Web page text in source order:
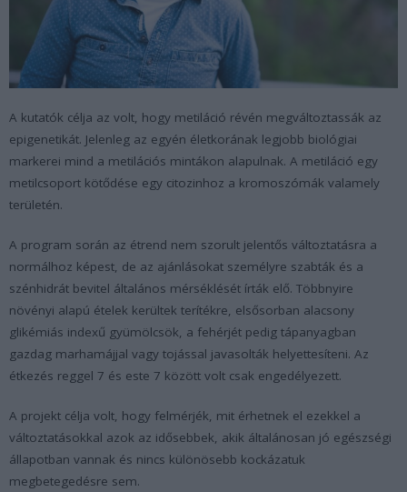
A kutatók célja az volt, hogy metiláció révén megváltoztassák az
epigenetikát. Jelenleg az egyén életkorának legjobb biológiai
markerei mind a metilációs mintákon alapulnak. A metiláció egy
metilcsoport kötődése egy citozinhoz a kromoszómák valamely
területén.
A program során az étrend nem szorult jelentős változtatásra a
normálhoz képest, de az ajánlásokat személyre szabták és a
szénhidrát bevitel általános mérséklését írták elő. Többnyire
növényi alapú ételek kerültek terítékre, elsősorban alacsony
glikémiás indexű gyümölcsök, a fehérjét pedig tápanyagban
gazdag marhamájjal vagy tojással javasolták helyettesíteni. Az
étkezés reggel 7 és este 7 között volt csak engedélyezett.
A projekt célja volt, hogy felmérjék, mit érhetnek el ezekkel a
változtatásokkal azok az idősebbek, akik általánosan jó egészségi
állapotban vannak és nincs különösebb kockázatuk
megbetegedésre sem.